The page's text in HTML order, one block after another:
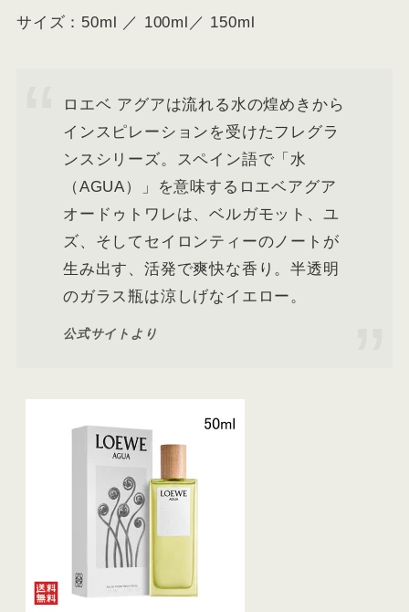
サイズ：50ml ／ 100ml／ 150ml
ロエベ アグアは流れる水の煌めきから
インスピレーションを受けたフレグラ
ンスシリーズ。スペイン語で「水
（AGUA）」を意味するロエベアグア
オードゥトワレは、ベルガモット、ユ
ズ、そしてセイロンティーのノートが
生み出す、活発で爽快な香り。半透明
のガラス瓶は涼しげなイエロー。
公式サイトより